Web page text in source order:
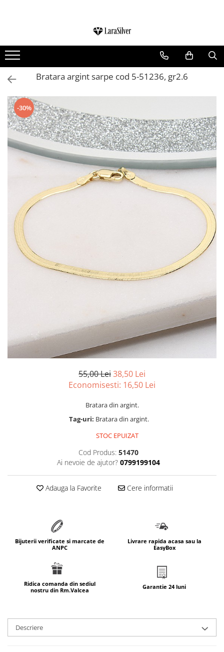
CERCEI ARGINT
BRATARI ARGINT
COLIERE ARGINT
LANTISOARE ARGINT
CRUCIULITE SI ICONITE ARGINT
PANDANTIVE ARGINT
BROSE ARGINT
VERIGHETE ARGINT
BIJUTERII ARGINT PENTRU COPII
BIJUTERII ARGINT PENTRU BARBATI
INELE ARGINT
marime reglabila
marimea 47
marimea 48
marimea 49
marimea 50
marimea 55
marimea 66
SETURI ARGINT
marime reglabila
marimea 51
marimea 52
marimea 54
marimea 55
Bratara argint sarpe cod 5-51236, gr2.6
-30%
55,00 Lei38,50 Lei
Economisesti: 16,50 Lei
Bratara din argint.
Tag-uri: Bratara din argint.
STOC EPUIZAT
Cod Produs: 51470
Ai nevoie de ajutor? 0799199104
Adauga la Favorite Cere informatii
Bijuterii verificate si marcate de
ANPC
Livrare rapida acasa sau la
EasyBox
Ridica comanda din sediul
nostru din Rm.Valcea
Garantie 24 luni
Descriere